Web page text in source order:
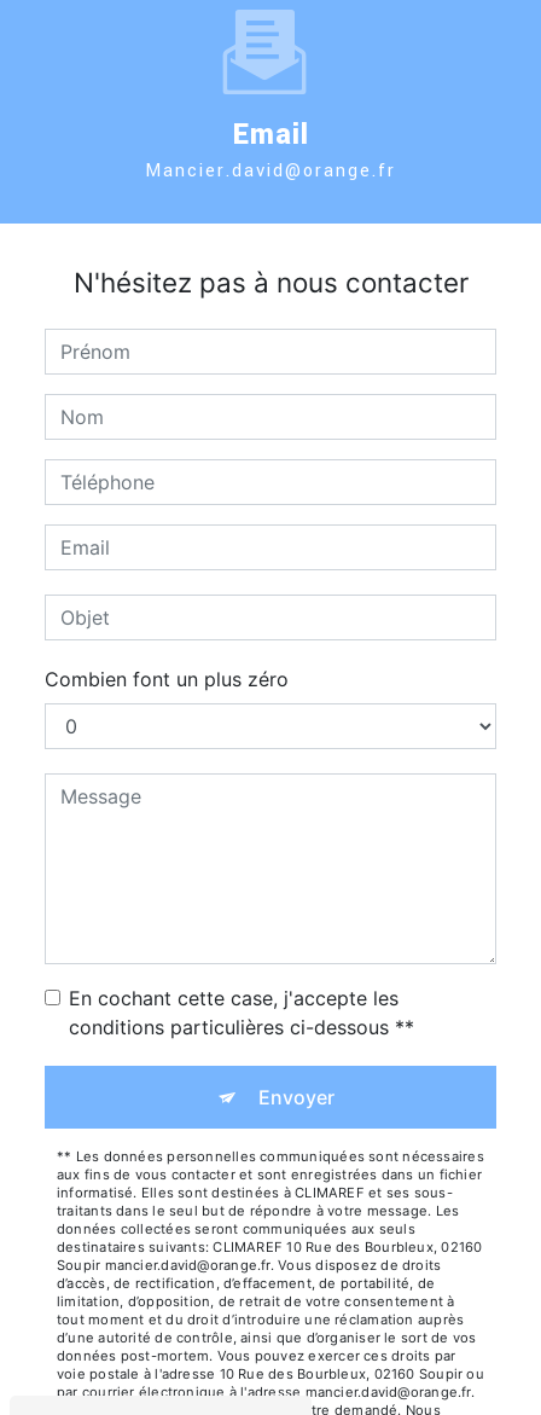
Email
mancier.david@orange.fr
N'hésitez pas à nous contacter
Combien font un plus zéro
En cochant cette case, j'accepte les
conditions particulières ci-dessous **
Envoyer
** Les données personnelles communiquées sont nécessaires
aux fins de vous contacter et sont enregistrées dans un fichier
informatisé. Elles sont destinées à CLIMAREF et ses sous-
traitants dans le seul but de répondre à votre message. Les
données collectées seront communiquées aux seuls
destinataires suivants: CLIMAREF 10 Rue des Bourbleux, 02160
Soupir mancier.david@orange.fr. Vous disposez de droits
d’accès, de rectification, d’effacement, de portabilité, de
limitation, d’opposition, de retrait de votre consentement à
tout moment et du droit d’introduire une réclamation auprès
d’une autorité de contrôle, ainsi que d’organiser le sort de vos
données post-mortem. Vous pouvez exercer ces droits par
voie postale à l'adresse 10 Rue des Bourbleux, 02160 Soupir ou
par courrier électronique à l'adresse mancier.david@orange.fr.
Un justificatif d'identité pourra vous être demandé. Nous